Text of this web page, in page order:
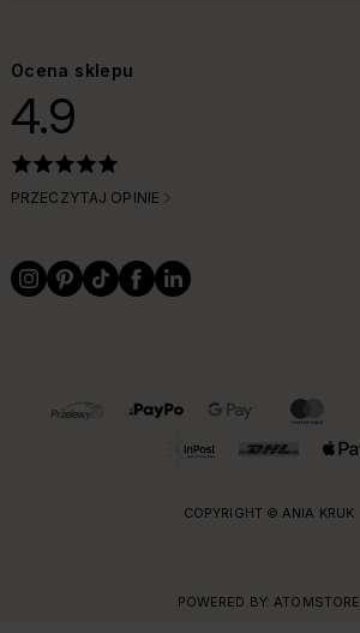
Ocena sklepu
4.9
PRZECZYTAJ OPINIE
OBSŁUGIWANE FORMY PŁATNOŚCI I DOSTAWY
COPYRIGHT © ANIA KRUK
POWERED BY: ATOMSTORE